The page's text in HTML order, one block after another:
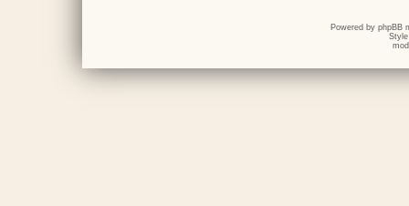
Powered by phpBB